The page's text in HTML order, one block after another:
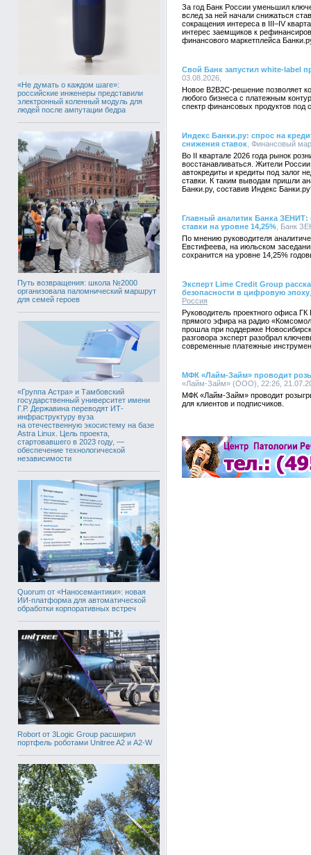
«Не думать о каждом шаге»:
российские инженеры представили
электронный коленный модуль для
людей после ампутации бедра
Путь возвращения: школа №2000
организовала паломнический маршрут
для семей героев
«Группа Астра» и Тамбовский
государственный университет имени
Г.Р. Державина переводят ИТ-
инфраструктуру вуза
на отечественную экосистему на базе
Astra Linux. Цель проекта,
стартовавшего в 2023 году, —
обеспечение технологической
независимости
Quorum от «Наносемантики»: новая
ИИ-платформа для автоматической
обработки корпоративных встреч
Robort от 3Logic Group расширил
портфель роботами Unitree A2 и A2-W
За год Банк России уменьшил
вслед за ней начали снижаться
сокращения интереса в III–IV
интерес заемщиков к
финансового маркетплейса
Свой Банк запустил white-label
03.08.2026,
Новое B2B2C-решение позволяет
любого бизнеса с платежным
спектр финансовых продуктов под
Индекс Банки.ру: спрос на
снижения ставок , Финансовый
Во II квартале 2026 года рынок
восстанавливаться. Жители
автокредиты и кредиты под залог
ставки. К таким выводам пришли
Банки.ру, составив Индекс
Главный аналитик Банка
ставки на уровне 14,25% , Банк
По мнению руководителя
Евстифеева, на июльском
сохранится на уровне 14,25%
Эксперт Lime Credit Group
безопасности в цифровую эпоху
Россия
Руководитель проектного офиса
прямого эфира на радио
прошла при поддержке
разговора эксперт разобрал
современные платежные
МФК «Лайм-Займ» проводит
«Лайм-Займ» (ООО), 22:26,
МФК «Лайм-Займ» проводит
для клиентов и подписчиков.